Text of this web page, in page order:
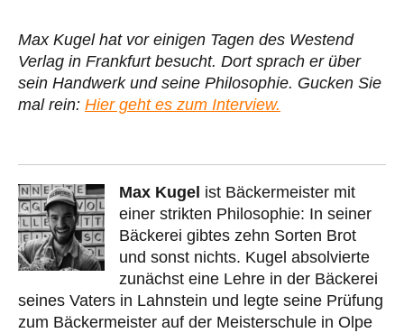
Max Kugel hat vor einigen Tagen des Westend
Verlag in Frankfurt besucht. Dort sprach er über
sein Handwerk und seine Philosophie. Gucken Sie
mal rein: Hier geht es zum Interview.
Max Kugel ist Bäckermeister mit
einer strikten Philosophie: In seiner
Bäckerei gibtes zehn Sorten Brot
und sonst nichts. Kugel absolvierte
zunächst eine Lehre in der Bäckerei
seines Vaters in Lahnstein und legte seine Prüfung
zum Bäckermeister auf der Meisterschule in Olpe